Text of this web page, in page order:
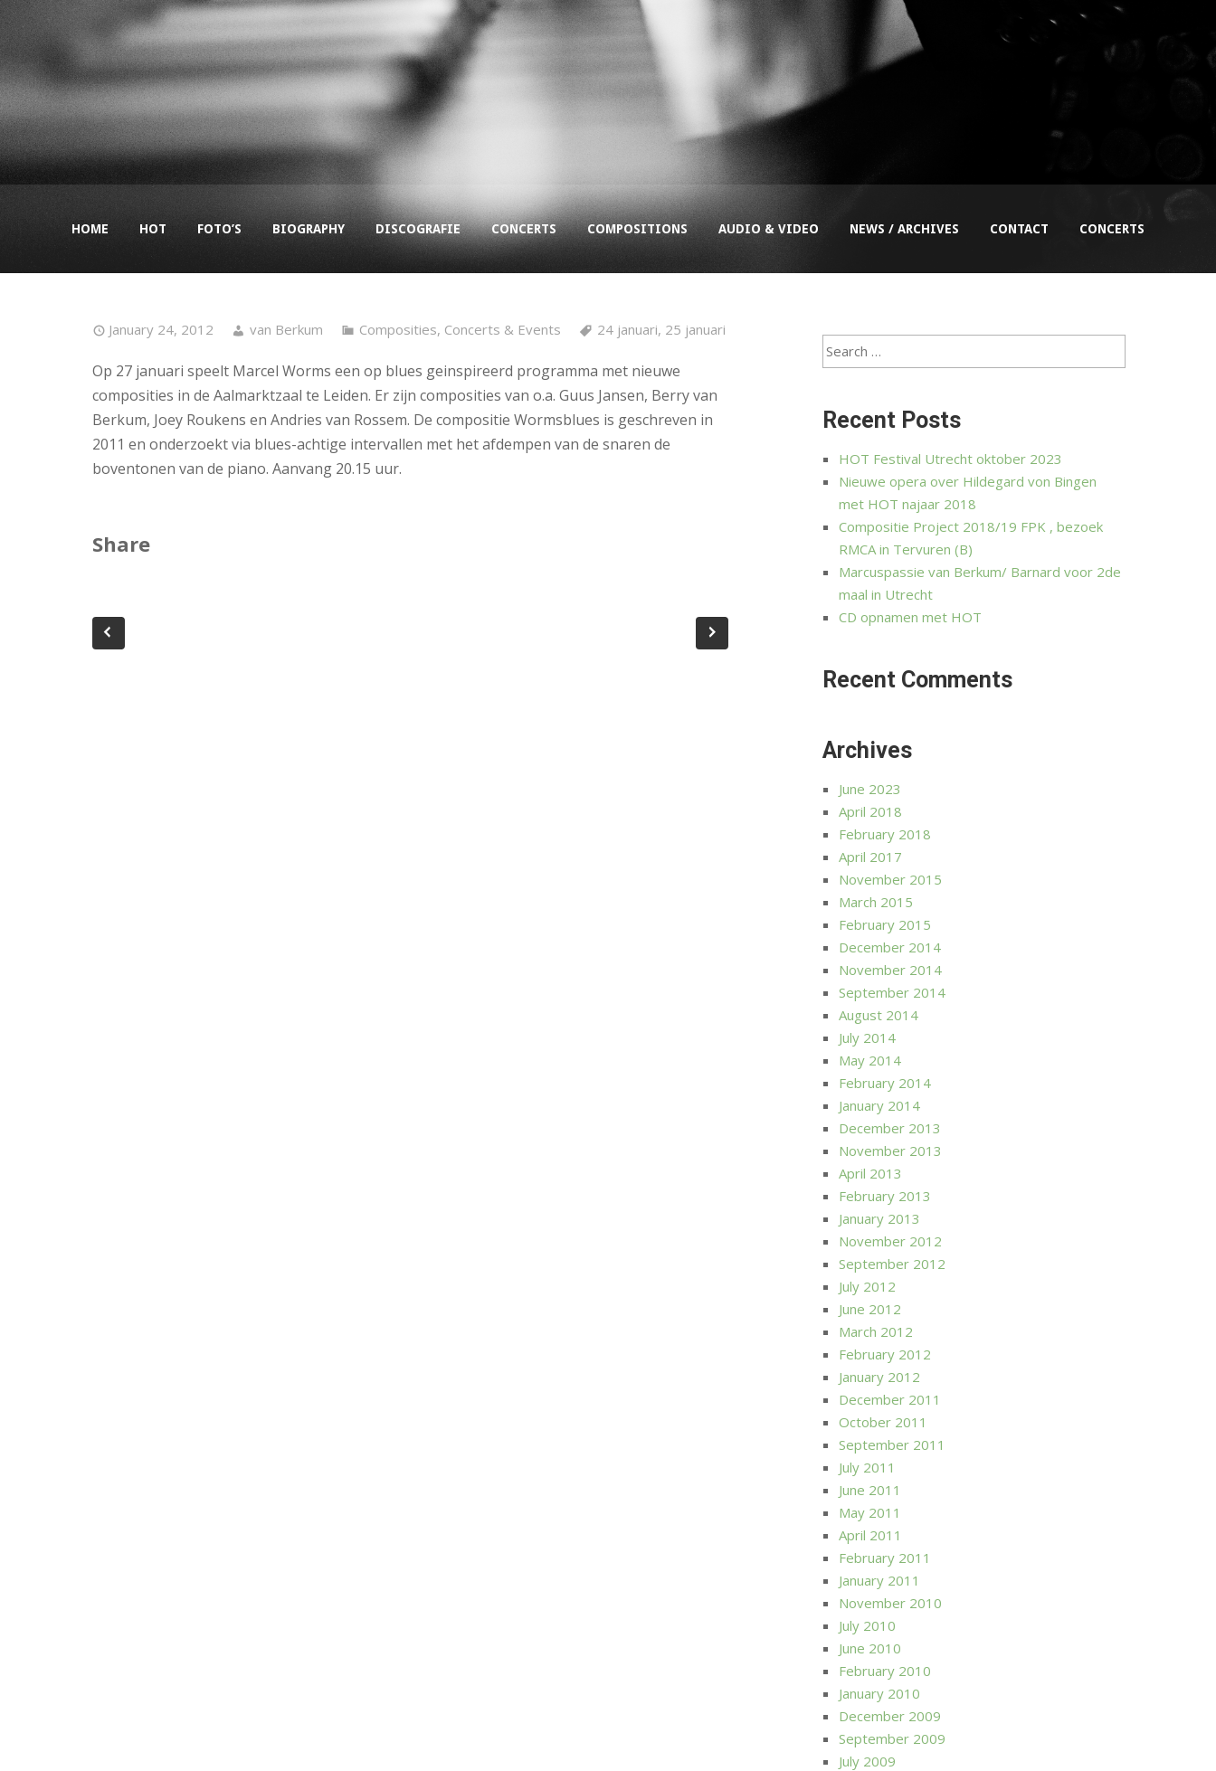
HOME HOT FOTO’S BIOGRAPHY DISCOGRAFIE CONCERTS COMPOSITIONS AUDIO & VIDEO NEWS / ARCHIVES CONTACT CONCERTS
January 24, 2012 van Berkum Composities, Concerts & Events 24 januari, 25 januari
Op 27 januari speelt Marcel Worms een op blues geinspireerd programma met nieuwe
composities in de Aalmarktzaal te Leiden. Er zijn composities van o.a. Guus Jansen, Berry van
Berkum, Joey Roukens en Andries van Rossem. De compositie Wormsblues is geschreven in
2011 en onderzoekt via blues-achtige intervallen met het afdempen van de snaren de
boventonen van de piano. Aanvang 20.15 uur.
Share
Recent Posts
HOT Festival Utrecht oktober 2023
Nieuwe opera over Hildegard von Bingen
met HOT najaar 2018
Compositie Project 2018/19 FPK , bezoek
RMCA in Tervuren (B)
Marcuspassie van Berkum/ Barnard voor 2de
maal in Utrecht
CD opnamen met HOT
Recent Comments
Archives
June 2023
April 2018
February 2018
April 2017
November 2015
March 2015
February 2015
December 2014
November 2014
September 2014
August 2014
July 2014
May 2014
February 2014
January 2014
December 2013
November 2013
April 2013
February 2013
January 2013
November 2012
September 2012
July 2012
June 2012
March 2012
February 2012
January 2012
December 2011
October 2011
September 2011
July 2011
June 2011
May 2011
April 2011
February 2011
January 2011
November 2010
July 2010
June 2010
February 2010
January 2010
December 2009
September 2009
July 2009